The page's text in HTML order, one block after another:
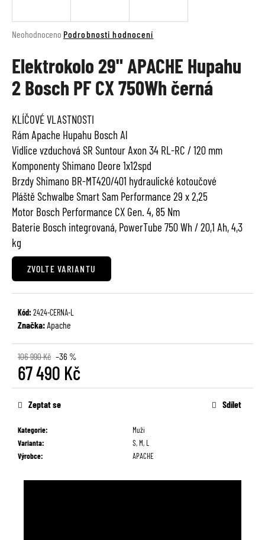
Průměrné
produktu
je
0,0
z
hvězdiček.
Neohodnoceno Podrobnosti hodnocení
Elektrokolo 29" APACHE Hupahu
2 Bosch PF CX 750Wh černá
KLÍČOVÉ VLASTNOSTI
Rám Apache Hupahu Bosch Al
Vidlice vzduchová SR Suntour Axon 34 RL-RC / 120 mm
Komponenty Shimano Deore 1x12spd
Brzdy Shimano BR-MT420/401 hydraulické kotoučové
Pláště Schwalbe Smart Sam Performance 29 x 2,25
Motor Bosch Performance CX Gen. 4, 85 Nm
Baterie Bosch integrovaná, PowerTube 750 Wh / 20,1 Ah, 4,3
kg
ZVOLTE VARIANTU
Kód:2424-CERNA-L
Značka: Apache
106 990 Kč –36 %
67 490 Kč
Měrná
cena:
Kategorie:
Muži
Varianta:
S, M, L
Výrobce: APACHE
Zeptat se Sdílet
j
t
?
HLEDAT
D
o
p
o
r
u
u
j
m